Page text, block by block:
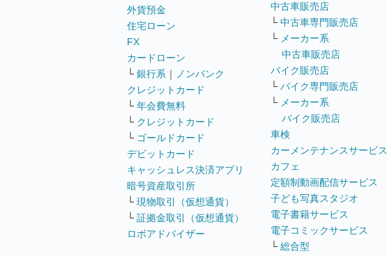
外貨預金
住宅ローン
FX
カードローン
└ 銀行系 ｜
ノンバンク
クレジットカード
└ 年会費無料
└ クレジットカード
└ ゴールドカード
デビットカード
キャッシュレス決済アプリ
暗号資産取引所
└ 現物取引（仮想通貨）
└ 証拠金取引（仮想通貨）
ロボアドバイザー
中古車販売店
└ 中古車専門販売店
└ メーカー系
中古車販売店
バイク販売店
└ バイク専門販売店
└ メーカー系
バイク販売店
車検
カーメンテナンスサービス
カフェ
定額制動画配信サービス
子ども写真スタジオ
電子書籍サービス
電子コミックサービス
└ 総合型